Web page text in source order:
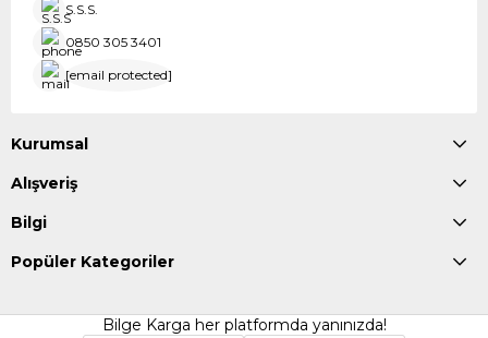
S.S.S.
0850 305 3401
[email protected]
Kurumsal
Alışveriş
Bilgi
Popüler Kategoriler
Bilge Karga her platformda yanınızda!